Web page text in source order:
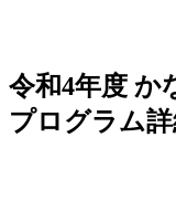
令和4年度 か
プログラム詳